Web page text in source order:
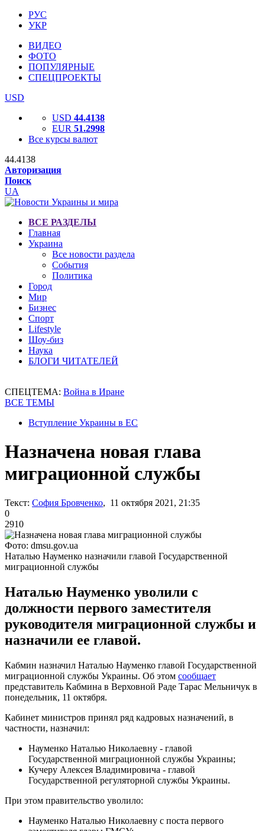
РУС
УКР
ВИДЕО
ФОТО
ПОПУЛЯРНЫЕ
СПЕЦПРОЕКТЫ
USD
USD 44.4138
EUR 51.2998
Все курсы валют
44.4138
Авторизация
Поиск
UA
ВСЕ РАЗДЕЛЫ
Главная
Украина
Все новости раздела
События
Политика
Город
Мир
Бизнес
Спорт
Lifestyle
Шоу-биз
Наука
БЛОГИ ЧИТАТЕЛЕЙ
СПЕЦТЕМА: Война в Иране
ВСЕ ТЕМЫ
Вступление Украины в ЕС
Назначена новая глава
миграционной службы
Текст: София Бровченко, 11 октября 2021, 21:35
0
2910
Фото: dmsu.gov.ua
Наталью Науменко назначили главой Государственной
миграционной службы
Наталью Науменко уволили с
должности первого заместителя
руководителя миграционной службы и
назначили ее главой.
Кабмин назначил Наталью Науменко главой Государственной
миграционной службы Украины. Об этом сообщает
представитель Кабмина в Верховной Раде Тарас Мельничук в
понедельник, 11 октября.
Кабинет министров принял ряд кадровых назначений, в
частности, назначил:
Науменко Наталью Николаевну - главой
Государственной миграционной службы Украины;
Кучеру Алексея Владимировича - главой
Государственной регуляторной службы Украины.
При этом правительство уволило:
Науменко Наталью Николаевну с поста первого